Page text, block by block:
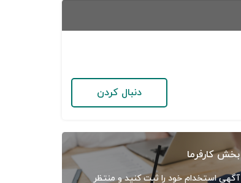
دنبال کردن
بخش کارفرما
آگهی استخدام خود را ثبت کنید و منتظر